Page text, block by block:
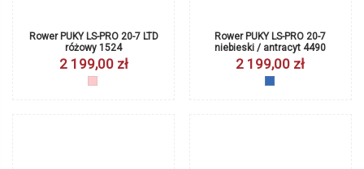
Rower PUKY LS-PRO 20-7 LTD
różowy 1524
2 199,00 zł
różowy
Rower PUKY LS-PRO 20-7
niebieski / antracyt 4490
2 199,00 zł
niebieski